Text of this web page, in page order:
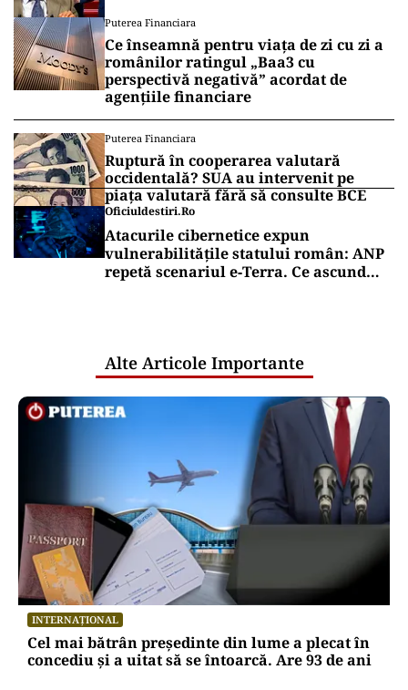
Puterea Financiara
Ce înseamnă pentru viața de zi cu zi a
românilor ratingul „Baa3 cu
perspectivă negativă” acordat de
agențiile financiare
Puterea Financiara
Ruptură în cooperarea valutară
occidentală? SUA au intervenit pe
piața valutară fără să consulte BCE
Oficiuldestiri.ro
Atacurile cibernetice expun
vulnerabilitățile statului român: ANP
repetă scenariul e‑Terra. Ce ascund
Alte Articole Importante
INTERNAȚIONAL
Cel mai bătrân președinte din lume a plecat în
concediu și a uitat să se întoarcă. Are 93 de ani